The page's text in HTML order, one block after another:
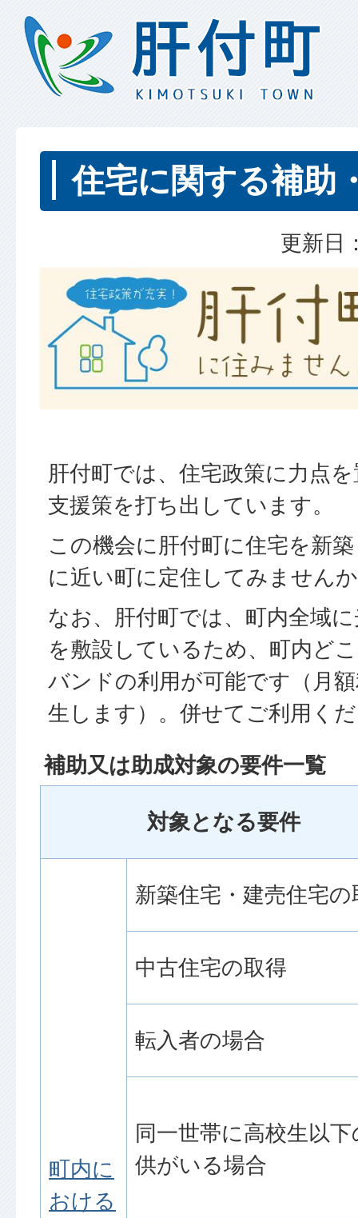
住宅に関する補助
更新日
肝付町では、住宅政策に力点
支援策を打ち出しています。
この機会に肝付町に住宅を新
に近い町に定住してみません
なお、肝付町では、町内全域
を敷設しているため、町内ど
バンドの利用が可能です（月
生します）。併せてご利用く
補助又は助成対象の要件一覧
対象となる要件
町内に
おける
新築住宅・建売住宅の
中古住宅の取得
転入者の場合
同一世帯に高校生以下
供がいる場合